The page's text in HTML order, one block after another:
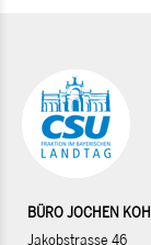
BÜRO JOCHEN
Jakobstrasse 46